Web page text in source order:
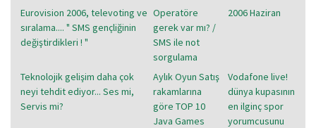
Eurovision 2006, televoting ve
sıralama.... " SMS gençliğinin
değiştirdikleri ! "
Operatöre
gerek var mı? /
SMS ile not
sorgulama
2006 Haziran
Teknolojik gelişim daha çok
neyi tehdit ediyor... Ses mi,
Servis mi?
Aylık Oyun Satış
rakamlarına
göre TOP 10
Java Games
Vodafone live!
dünya kupasının
en ilginç spor
yorumcusunu